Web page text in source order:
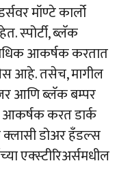
मॉण्‍टे कार्लो
स्‍पोर्टी, ब्‍लॅक
आकर्षक करतात
आहे. तसेच, मागील
आणि ब्‍लॅक बम्‍पर
आकर्षक करत डार्क
क्‍लासी डोअर हँडल्‍स
एक्‍स्‍टीरिअर्समधील